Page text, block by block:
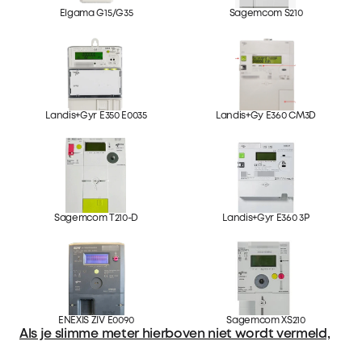
Elgama G15/G35 Sagemcom S210
Landis+Gyr E350 E0035 Landis+Gy E360 CM3D
Sagemcom T210-D Landis+Gyr E360 3P
ENEXIS ZIV E0090 Sagemcom XS210
Als je slimme meter hierboven niet wordt vermeld,